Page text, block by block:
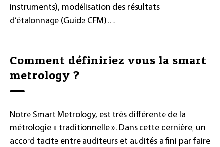
instruments), modélisation des résultats
d’étalonnage (Guide CFM)…
Comment définiriez vous la smart
metrology ?
Notre Smart Metrology, est très différente de la
métrologie « traditionnelle ». Dans cette dernière, un
accord tacite entre auditeurs et audités a fini par faire